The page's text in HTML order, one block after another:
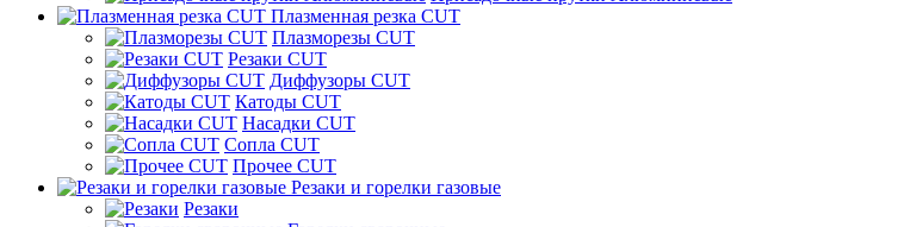
Плазменная резка CUT
Плазморезы CUT
Резаки CUT
Диффузоры CUT
Катоды CUT
Насадки CUT
Сопла CUT
Прочее CUT
Резаки и горелки газовые
Резаки